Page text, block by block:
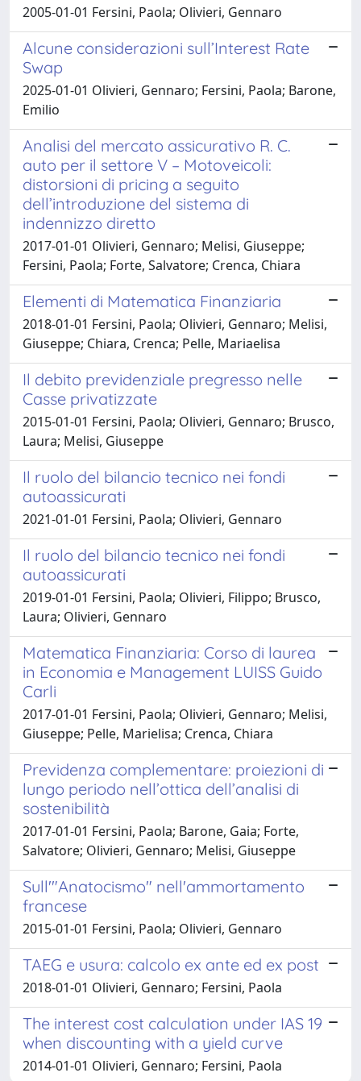
2005-01-01 Fersini, Paola; Olivieri, Gennaro
Alcune considerazioni sull’Interest Rate
Swap
2025-01-01 Olivieri, Gennaro; Fersini, Paola; Barone,
Emilio
Analisi del mercato assicurativo R. C.
auto per il settore V – Motoveicoli:
distorsioni di pricing a seguito
dell’introduzione del sistema di
indennizzo diretto
2017-01-01 Olivieri, Gennaro; Melisi, Giuseppe;
Fersini, Paola; Forte, Salvatore; Crenca, Chiara
Elementi di Matematica Finanziaria
2018-01-01 Fersini, Paola; Olivieri, Gennaro; Melisi,
Giuseppe; Chiara, Crenca; Pelle, Mariaelisa
Il debito previdenziale pregresso nelle
Casse privatizzate
2015-01-01 Fersini, Paola; Olivieri, Gennaro; Brusco,
Laura; Melisi, Giuseppe
Il ruolo del bilancio tecnico nei fondi
autoassicurati
2021-01-01 Fersini, Paola; Olivieri, Gennaro
Il ruolo del bilancio tecnico nei fondi
autoassicurati
2019-01-01 Fersini, Paola; Olivieri, Filippo; Brusco,
Laura; Olivieri, Gennaro
Matematica Finanziaria: Corso di laurea
in Economia e Management LUISS Guido
Carli
2017-01-01 Fersini, Paola; Olivieri, Gennaro; Melisi,
Giuseppe; Pelle, Marielisa; Crenca, Chiara
Previdenza complementare: proiezioni di
lungo periodo nell’ottica dell’analisi di
sostenibilità
2017-01-01 Fersini, Paola; Barone, Gaia; Forte,
Salvatore; Olivieri, Gennaro; Melisi, Giuseppe
Sull'"Anatocismo" nell'ammortamento
francese
2015-01-01 Fersini, Paola; Olivieri, Gennaro
TAEG e usura: calcolo ex ante ed ex post
2018-01-01 Olivieri, Gennaro; Fersini, Paola
The interest cost calculation under IAS 19
when discounting with a yield curve
2014-01-01 Olivieri, Gennaro; Fersini, Paola